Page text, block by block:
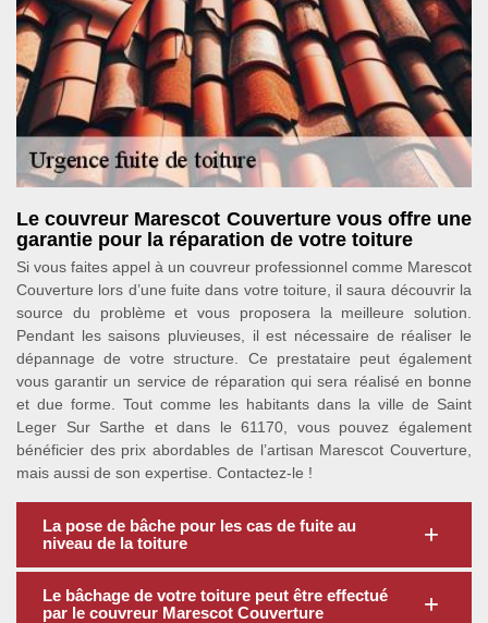
Le couvreur Marescot Couverture vous offre une
garantie pour la réparation de votre toiture
Si vous faites appel à un couvreur professionnel comme Marescot
Couverture lors d’une fuite dans votre toiture, il saura découvrir la
source du problème et vous proposera la meilleure solution.
Pendant les saisons pluvieuses, il est nécessaire de réaliser le
dépannage de votre structure. Ce prestataire peut également
vous garantir un service de réparation qui sera réalisé en bonne
et due forme. Tout comme les habitants dans la ville de Saint
Leger Sur Sarthe et dans le 61170, vous pouvez également
bénéficier des prix abordables de l’artisan Marescot Couverture,
mais aussi de son expertise. Contactez-le !
La pose de bâche pour les cas de fuite au
niveau de la toiture
Le bâchage de votre toiture peut être effectué
par le couvreur Marescot Couverture